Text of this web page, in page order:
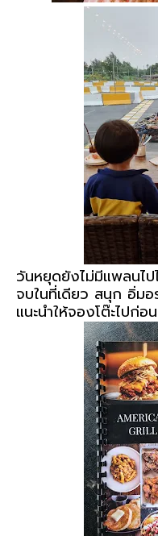
วันหยุดยังไม่มีแพลนไป
จบในที่เดียว สนุก อิ่ม
แนะนำให้จองโต๊ะไปก่อ